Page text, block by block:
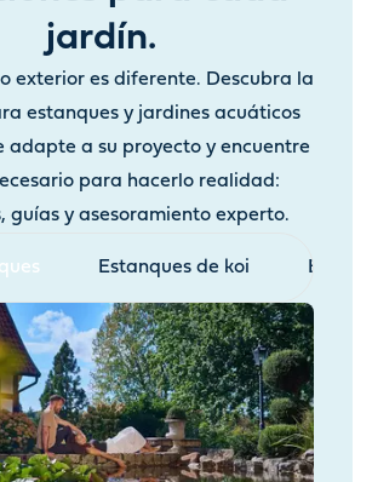
jardín.
exterior es diferente. Descubra la
estanques y jardines acuáticos
adapte a su proyecto y encuentre
para hacerlo realidad:
guías y asesoramiento experto.
Estanques de koi